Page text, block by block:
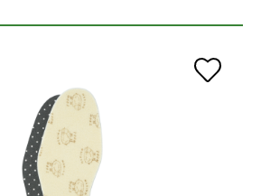
termal con merino.
superficie de calentamiento